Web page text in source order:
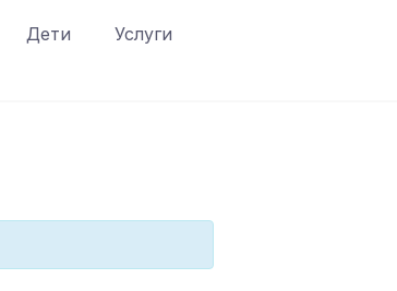
Дети
Услуги